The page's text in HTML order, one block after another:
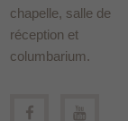
chapelle, salle de
réception et
columbarium.